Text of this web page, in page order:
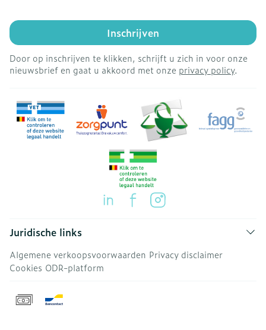
Inschrijven
Door op inschrijven te klikken, schrijft u zich in voor onze
nieuwsbrief en gaat u akkoord met onze privacy policy.
Juridische links
Algemene verkoopsvoorwaarden Privacy disclaimer
Cookies ODR-platform